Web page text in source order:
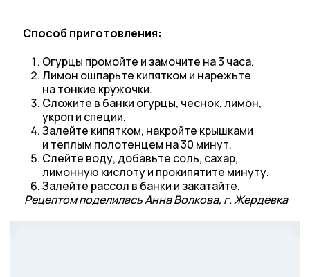
Способ приготовления:
Огурцы промойте и замочите на 3 часа.
Лимон ошпарьте кипятком и нарежьте
на тонкие кружочки.
Сложите в банки огурцы, чеснок, лимон,
укроп и специи.
Залейте кипятком, накройте крышками
и теплым полотенцем на 30 минут.
Слейте воду, добавьте соль, сахар,
лимонную кислоту и прокипятите минуту.
Залейте рассол в банки и закатайте.
Рецептом поделилась Анна Волкова, г. Жердевка